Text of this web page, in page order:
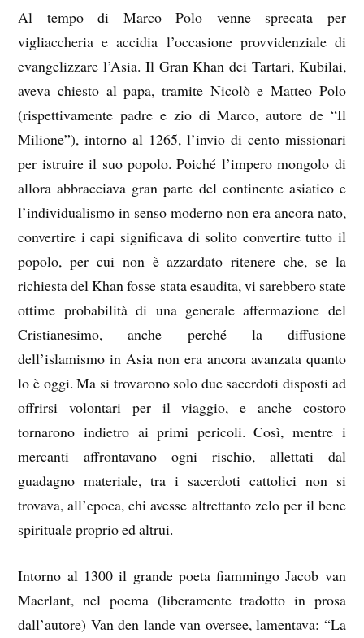
Al tempo di Marco Polo venne sprecata per
vigliaccheria e accidia l’occasione provvidenziale di
evangelizzare l’Asia. Il Gran Khan dei Tartari, Kubilai,
aveva chiesto al papa, tramite Nicolò e Matteo Polo
(rispettivamente padre e zio di Marco, autore de “Il
Milione”), intorno al 1265, l’invio di cento missionari
per istruire il suo popolo. Poiché l’impero mongolo di
allora abbracciava gran parte del continente asiatico e
l’individualismo in senso moderno non era ancora nato,
convertire i capi significava di solito convertire tutto il
popolo, per cui non è azzardato ritenere che, se la
richiesta del Khan fosse stata esaudita, vi sarebbero state
ottime probabilità di una generale affermazione del
Cristianesimo, anche perché la diffusione
dell’islamismo in Asia non era ancora avanzata quanto
lo è oggi. Ma si trovarono solo due sacerdoti disposti ad
offrirsi volontari per il viaggio, e anche costoro
tornarono indietro ai primi pericoli. Così, mentre i
mercanti affrontavano ogni rischio, allettati dal
guadagno materiale, tra i sacerdoti cattolici non si
trovava, all’epoca, chi avesse altrettanto zelo per il bene
spirituale proprio ed altrui.
Intorno al 1300 il grande poeta fiammingo Jacob van
Maerlant, nel poema (liberamente tradotto in prosa
dall’autore) Van den lande van oversee, lamentava: “La